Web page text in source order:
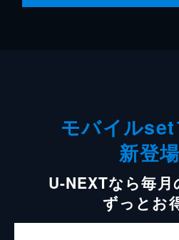
モバイル
新登場
U-NEXTなら毎
ずっとお